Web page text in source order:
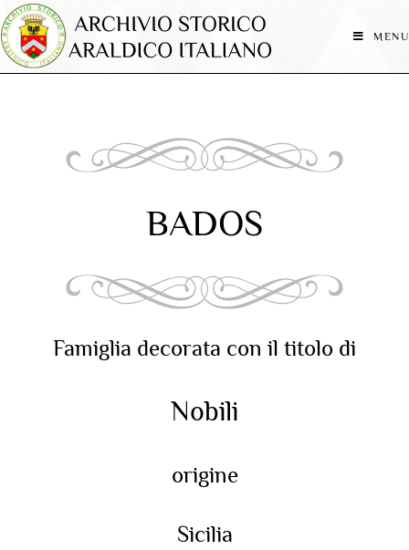
MENU
BADOS
Famiglia decorata con il titolo di
Nobili
origine
Sicilia